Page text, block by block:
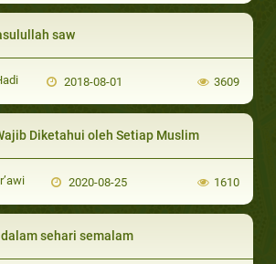
saw
2018-08-01 3609
Diketahui oleh Setiap Muslim
2020-08-25 1610
sehari semalam